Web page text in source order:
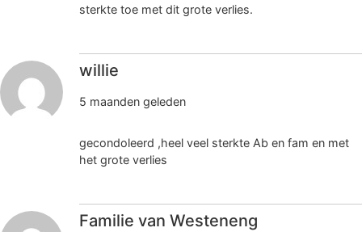
sterkte toe met dit grote verlies.
willie
5 maanden geleden
gecondoleerd ,heel veel sterkte Ab en fam en met
het grote verlies
Familie van Westeneng